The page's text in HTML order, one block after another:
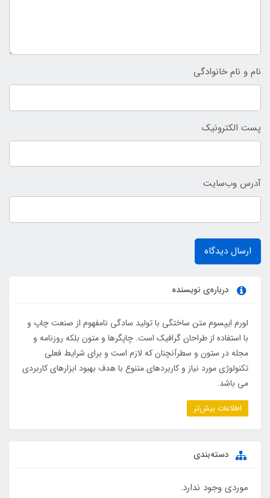
نام و نام خانوادگی
پست الکترونیک
آدرس وب‌سایت
ارسال دیدگاه
درباره‌ی نویسنده
لورم ایپسوم متن ساختگی با تولید سادگی نامفهوم از صنعت چاپ و
با استفاده از طراحان گرافیک است. چاپگرها و متون بلکه روزنامه و
مجله در ستون و سطرآنچنان که لازم است و برای شرایط فعلی
تکنولوژی مورد نیاز و کاربردهای متنوع با هدف بهبود ابزارهای کاربردی
می باشد.
اطلاعات بیش‌تر
دسته‌بندی
موردی وجود ندارد.